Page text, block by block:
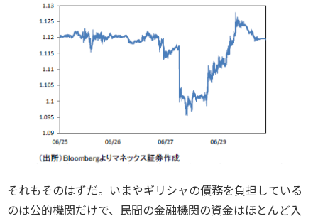
それもそのはずだ。いまやギリシャの債務を負担している
のは公的機関だけで、民間の金融機関の資金はほとんど入